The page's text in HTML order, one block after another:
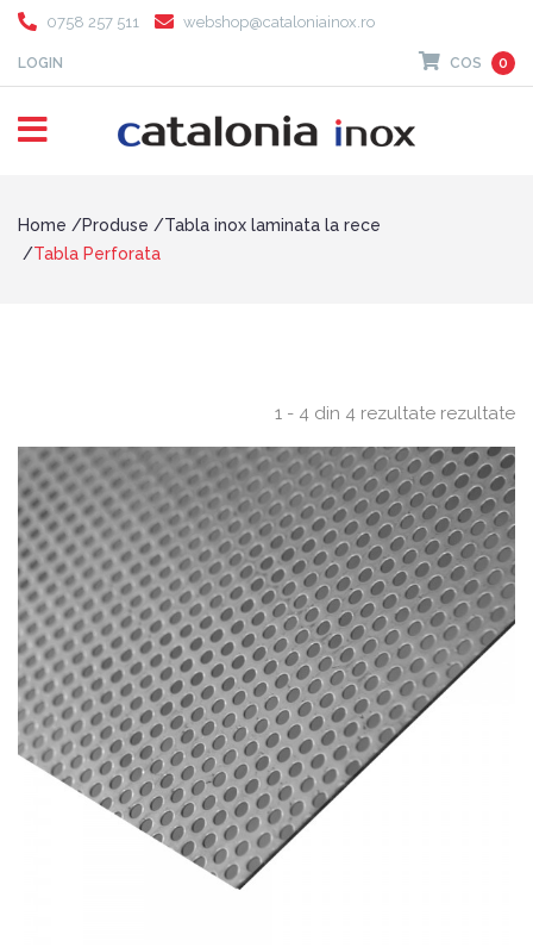
0758 257 511 webshop@cataloniainox.ro
LOGIN COS 0
Home Produse
Tabla inox laminata la rece
Tabla Perforata
1 - 4 din 4 rezultate rezultate